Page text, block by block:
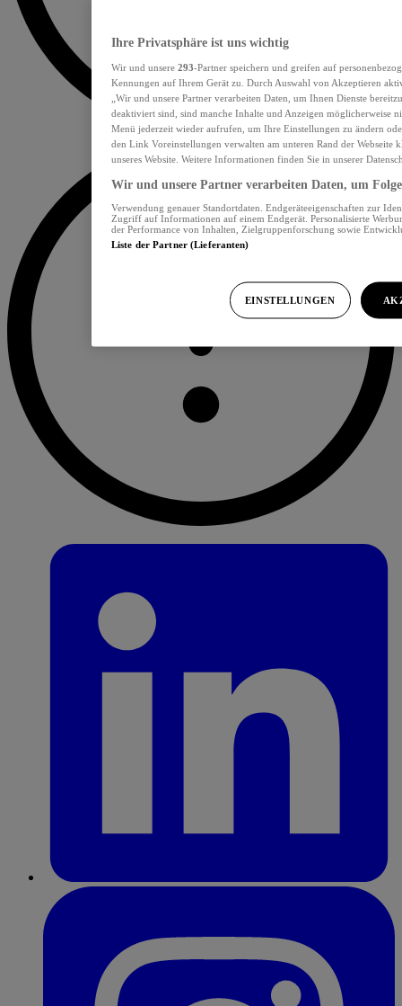
Ihre Privatsphäre ist uns wichtig
Wir und unsere 293-Partner speichern und greifen auf
Kennungen auf Ihrem Gerät zu. Durch Auswahl von Akzeptieren
„Wir und unsere Partner verarbeiten Daten, um Ihnen Dienste
deaktiviert sind, sind manche Inhalte und Anzeigen möglicherweise
Menü jederzeit wieder aufrufen, um Ihre Einstellungen zu ändern
den Link Voreinstellungen verwalten am unteren Rand der Webseite
unseres Website. Weitere Informationen finden Sie in unserer
Wir und unsere Partner verarbeiten Daten, um
Verwendung genauer Standortdaten. Endgeräteeigenschaften zur
Zugriff auf Informationen auf einem Endgerät. Personalisierte
der Performance von Inhalten, Zielgruppenforschung sowie
Liste der Partner (Lieferanten)
EINSTELLUNGEN